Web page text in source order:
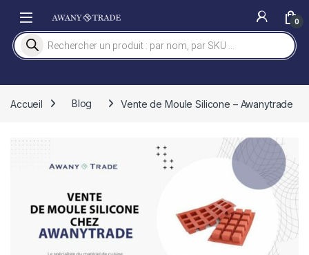
0
Recherche de produits
Accueil Blog Vente de Moule Silicone – Awanytrade